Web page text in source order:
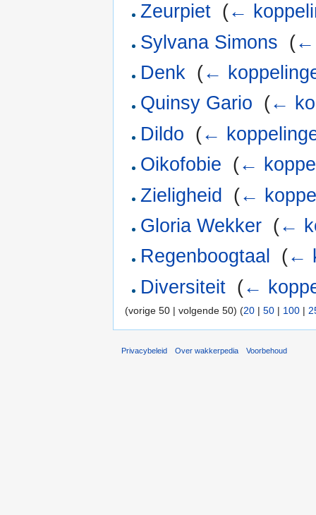
Zeurpiet (←
Sylvana Simons (←
Denk (←
Quinsy Gario (←
Dildo (←
Oikofobie (←
Zieligheid
(←
Gloria Wekker (←
Regenboogtaal
(←
Diversiteit (←
(vorige 50 | volgende 50) (20 | 50 | 100 |
Privacybeleid Over wakkerpedia Voorbehoud